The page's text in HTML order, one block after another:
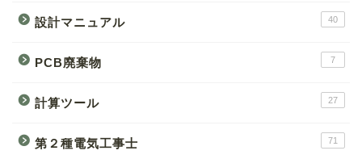
設計マニュアル 40
PCB廃棄物 7
計算ツール 27
第２種電気工事士 71